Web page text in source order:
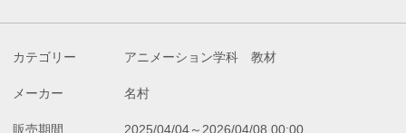
カテゴリー アニメーション学科 教材
メーカー 名村
販売期間 2025/04/04～2026/04/08 00:00